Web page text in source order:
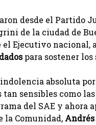
desde el Partido
de la ciudad de
Ejecutivo nacional,
para sostener los
indolencia absoluta
tan sensibles como
del SAE y ahora
la Comunidad,